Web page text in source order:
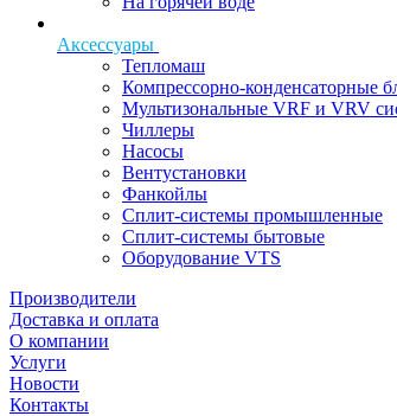
Аксессуары
Тепломаш
Компрессорно-конденсаторные
Мультизональные VRF и VRV
Чиллеры
Насосы
Вентустановки
Фанкойлы
Сплит-системы промышленные
Сплит-системы бытовые
Оборудование VTS
Производители
Доставка и оплата
О компании
Услуги
Новости
Контакты